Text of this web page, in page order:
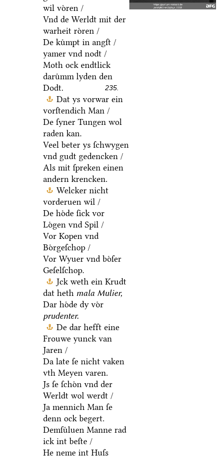
wil voͤren /
Vnd de Werldt mit der
warheit roͤren /
De kuͤmpt in angſt /
yamer vnd nodt /
Moth ock endtlick
daruͤmm lyden den
Dodt.
235.
Dat ys vorwar ein
vorſtendich Man /
De ſyner Tungen wol
raden kan.
Veel beter ys ſchwygen
vnd gudt gedencken /
Als mit ſpreken einen
andern krencken.
Welcker nicht
vorderuen wil /
De hoͤde ſick vor
Loͤgen vnd Spil /
Vor Kopen vnd
Boͤrgeſchop /
Vor Wyuer vnd boͤſer
Geſelſchop.
Jck weth ein Krudt
dat heth mala Mulier,
Dar hoͤde dy voͤr
prudenter.
De dar hefft eine
Frouwe yunck van
Jaren /
Da late ſe nicht vaken
vth Meyen varen.
Js ſe ſchoͤn vnd der
Werldt wol werdt /
Ja mennich Man ſe
denn ock begert.
Demſuͤluen Manne rad
ick int beſte /
He neme int Huſs